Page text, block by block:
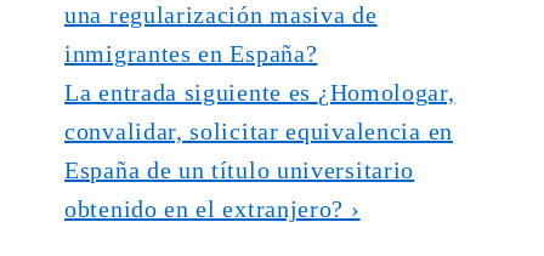
una regularización masiva de
inmigrantes en España?
La entrada siguiente es ¿Homologar,
convalidar, solicitar equivalencia en
España de un título universitario
obtenido en el extranjero? ›